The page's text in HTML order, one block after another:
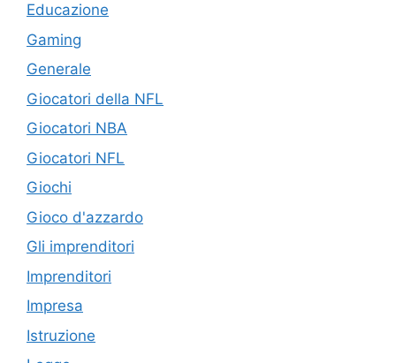
Educazione
Gaming
Generale
Giocatori della NFL
Giocatori NBA
Giocatori NFL
Giochi
Gioco d'azzardo
Gli imprenditori
Imprenditori
Impresa
Istruzione